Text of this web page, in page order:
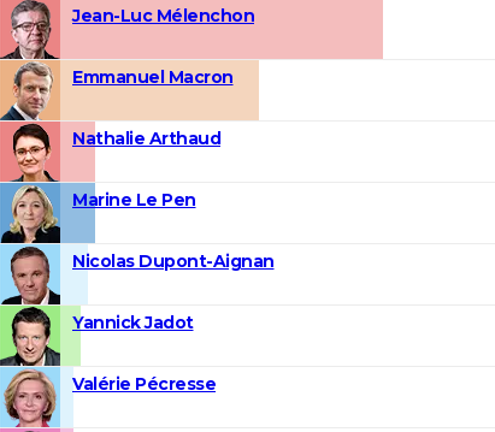
Jean-Luc Mélenchon
Emmanuel Macron
Nathalie Arthaud
Marine Le Pen
Nicolas Dupont-Aignan
Yannick Jadot
Valérie Pécresse